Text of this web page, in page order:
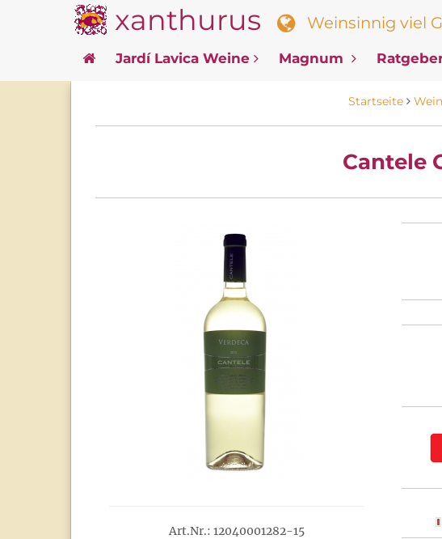
xanthurus Weinsinnig viel
Jardí Lavica Weine Magnum
Startseite Wein
Cantele
Art.Nr.: 12040001282-15